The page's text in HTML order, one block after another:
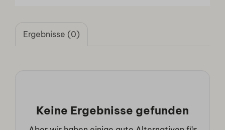
Ergebnisse (0)
Keine Ergebnisse gefunden